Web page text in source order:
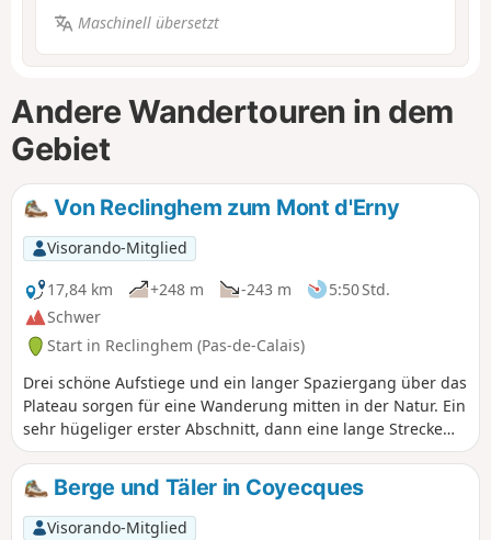
Maschinell übersetzt
Andere Wandertouren in dem
Gebiet
Von Reclinghem zum Mont d'Erny
Visorando-Mitglied
17,84 km
+248 m -243 m
5:50 Std.
Schwer
Start in Reclinghem (Pas-de-Calais)
Drei schöne Aufstiege und ein langer Spaziergang über das
Plateau sorgen für eine Wanderung mitten in der Natur. Ein
sehr hügeliger erster Abschnitt, dann eine lange Strecke
auf den Anhöhen, bevor es mit herrlicher Aussicht wieder
hinunter nach Reclinghem geht. Als Sahnehäubchen
schlage ich zusätzlich eine kleine Schleife vor, die den
Höhenunterschied auf über 300 m erhöht.
Berge und Täler in Coyecques
Visorando-Mitglied